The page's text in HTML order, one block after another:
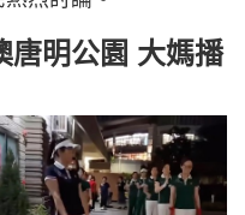
唐明公園 大媽播